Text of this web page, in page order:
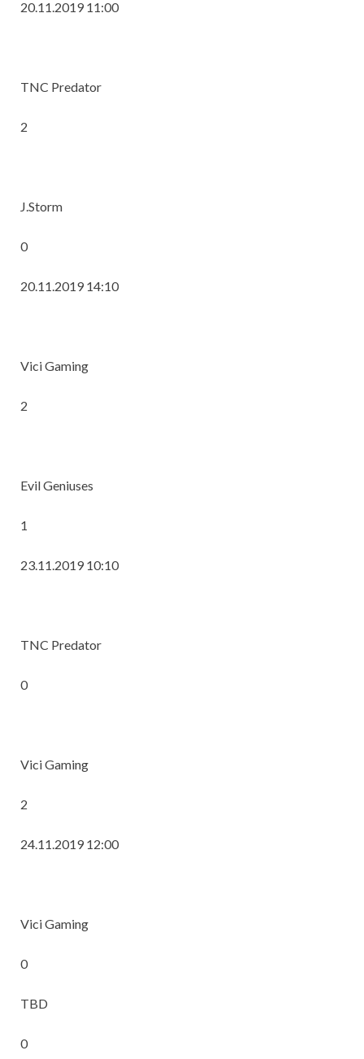
20.11.2019 11:00
TNC Predator
2
J.Storm
0
20.11.2019 14:10
Vici Gaming
2
Evil Geniuses
1
23.11.2019 10:10
TNC Predator
0
Vici Gaming
2
24.11.2019 12:00
Vici Gaming
0
TBD
0